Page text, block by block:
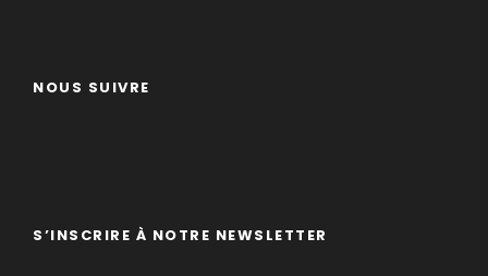
NOUS SUIVRE
S’INSCRIRE À NOTRE NEWSLETTER